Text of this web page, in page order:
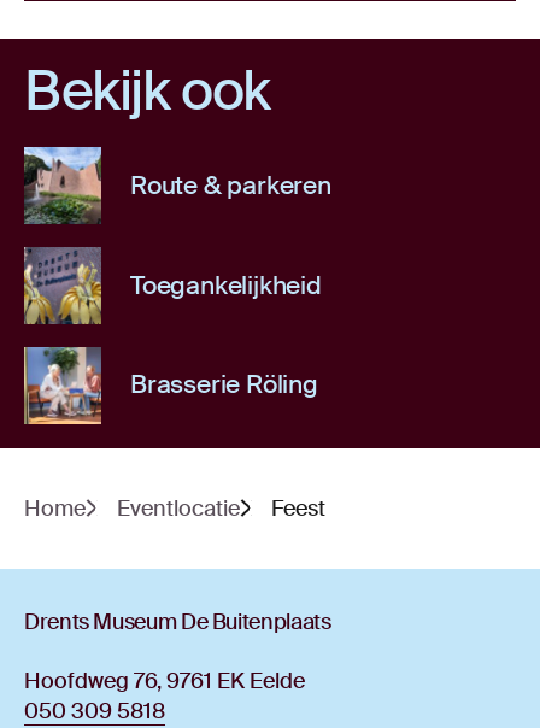
Bekijk ook
Route & parkeren
Toegankelijkheid
Brasserie Röling
Home Eventlocatie Feest
Drents Museum De Buitenplaats
Hoofdweg 76, 9761 EK Eelde
050 309 5818